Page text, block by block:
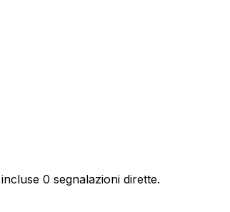
0 segnalazioni dirette.